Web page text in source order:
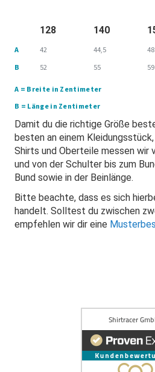
128 140
A 42 44,5 48
B
52 55 59
A = Breite in Zentimeter
B = Länge in Zentimeter
Damit du die richtige Größe
besten an einem
Shirts und Oberteile messen wir
und von der Schulter bis zum
Bund sowie in der Beinlänge.
Bitte beachte, dass es sich
handelt. Solltest du zwischen
empfehlen wir dir eine